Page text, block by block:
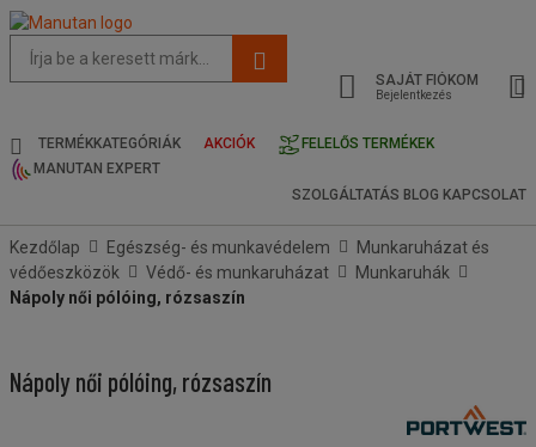
oldal
és
keresési
SAJÁT FIÓKOM
Bejelentkezés
TERMÉKKATEGÓRIÁK AKCIÓK
FELELŐS TERMÉKEK
MANUTAN EXPERT
SZOLGÁLTATÁS BLOG KAPCSOLAT
Kezdőlap Egészség- és munkavédelem
Munkaruházat és
védőeszközök
Védő- és munkaruházat
Munkaruhák
Nápoly női pólóing, rózsaszín
Nápoly női pólóing, rózsaszín